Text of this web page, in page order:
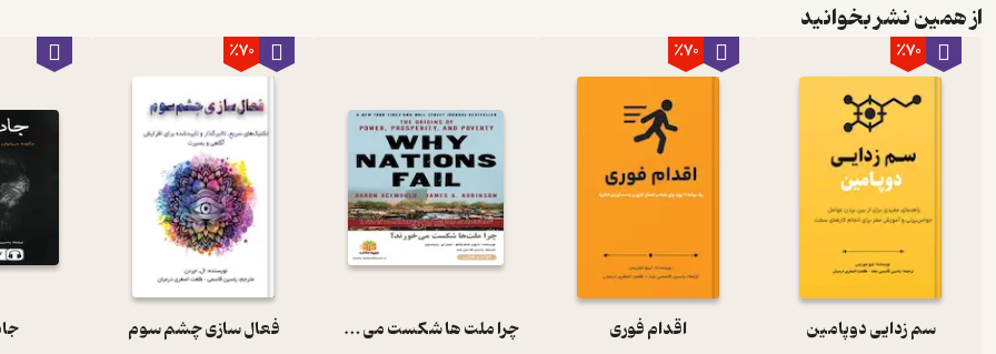
از همین نشر بخوانید
٪70
سم زدایی دوپامین
٪70
اقدام فوری چرا ملت ها شکست می خورند؟
٪70
فعال سازی چشم سوم